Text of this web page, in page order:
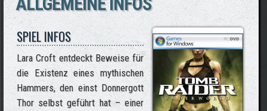
SPIEL INFOS
Lara Croft entdeckt Beweise für
die Existenz eines mythischen
Hammers, den einst Donnergott
Thor selbst geführt hat – einer